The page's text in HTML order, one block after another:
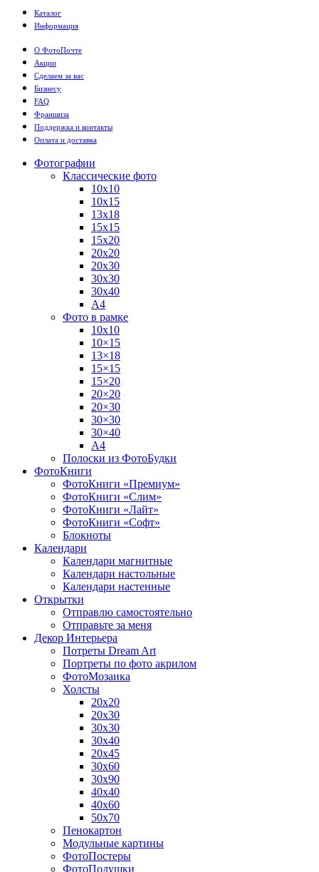
Каталог
Информация
О ФотоПочте
Акции
Сделаем за вас
Бизнесу
FAQ
Франшиза
Поддержка и контакты
Оплата и доставка
Фотографии
Классические фото
10х10
10х15
13х18
15х15
15х20
20х20
20х30
30х30
30х40
А4
Фото в рамке
10х10
10×15
13×18
15×15
15×20
20×20
20×30
30×30
30×40
A4
Полоски из ФотоБудки
ФотоКниги
ФотоКниги «Премиум»
ФотоКниги «Слим»
ФотоКниги «Лайт»
ФотоКниги «Софт»
Блокноты
Календари
Календари магнитные
Календари настольные
Календари настенные
Открытки
Отправлю самостоятельно
Отправьте за меня
Декор Интерьера
Потреты Dream Art
Портреты по фото акрилом
ФотоМозаика
Холсты
20х20
20х30
30х30
30х40
20х45
30х60
30х90
40х40
40х60
50х70
Пенокартон
Модульные картины
ФотоПостеры
ФотоПодушки